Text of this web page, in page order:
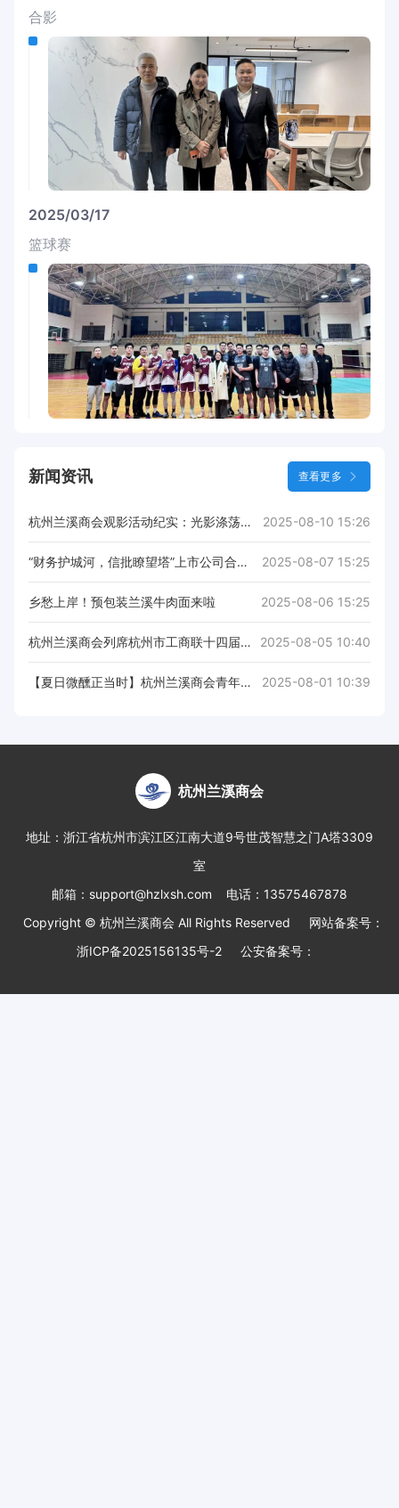
合影
2025/03/17
篮球赛
新闻资讯 查看更多
杭州兰溪商会‌观影活动纪实：光影涤荡心灵 厚植爱国情怀‌ 2025-08-10 15:26
“财务护城河，信批瞭望塔”上市公司合规经营与信息披露实务研讨会圆满举办 2025-08-07 15:25
乡愁上岸！预包装兰溪牛肉面来啦 2025-08-06 15:25
杭州兰溪商会列席杭州市工商联十四届八次常委（扩大）会议 2025-08-05 10:40
【夏日微醺正当时】杭州兰溪商会青年专委会&杭州金华商会青年分会夏日酒会·品鉴之夜圆满落幕！ 2025-08-01 10:39
杭州兰溪商会
地址： 浙江省杭州市滨江区江南大道9号世茂智慧之门A塔3309
室
邮箱： support@hzlxsh.com 电话： 13575467878
Copyright © 杭州兰溪商会 All Rights Reserved
网站备案号：
浙ICP备2025156135号-2
公安备案号：